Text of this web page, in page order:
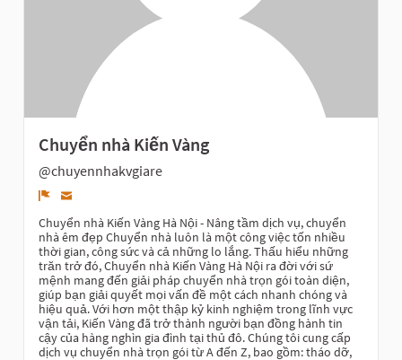
Chuyển nhà Kiến Vàng
@chuyennhakvgiare
Denunciar
Chuyển nhà Kiến Vàng Hà Nội - Nâng tầm dịch vụ, chuyển
nhà êm đẹp Chuyển nhà luôn là một công việc tốn nhiều
thời gian, công sức và cả những lo lắng. Thấu hiểu những
trăn trở đó, Chuyển nhà Kiến Vàng Hà Nội ra đời với sứ
mệnh mang đến giải pháp chuyển nhà trọn gói toàn diện,
giúp bạn giải quyết mọi vấn đề một cách nhanh chóng và
hiệu quả. Với hơn một thập kỷ kinh nghiệm trong lĩnh vực
vận tải, Kiến Vàng đã trở thành người bạn đồng hành tin
cậy của hàng nghìn gia đình tại thủ đô. Chúng tôi cung cấp
dịch vụ chuyển nhà trọn gói từ A đến Z, bao gồm: tháo dỡ,